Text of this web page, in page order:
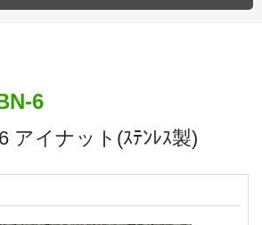
6
アイナット(ｽﾃﾝﾚｽ製)